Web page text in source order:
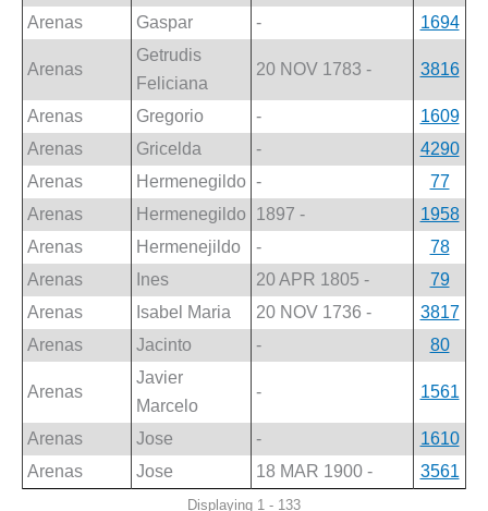
Arenas Gaspar - 1694
Arenas
Getrudis
Feliciana
20 NOV 1783 - 3816
Arenas Gregorio -
1609
Arenas
Gricelda -
4290
Arenas
Hermenegildo -
77
Arenas
Hermenegildo 1897 -
1958
Arenas
Hermenejildo -
78
Arenas
Ines 20 APR 1805 -
79
Arenas
Isabel Maria 20 NOV 1736 -
3817
Arenas
Jacinto - 80
Arenas
Javier
Marcelo
- 1561
Arenas Jose -
1610
Arenas
Jose 18 MAR 1900 - 3561
Displaying 1 - 133